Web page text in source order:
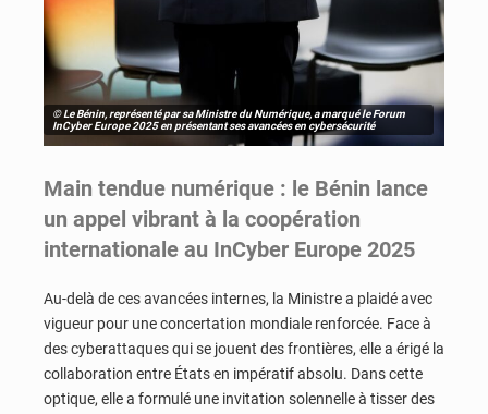
© Le Bénin, représenté par sa Ministre du Numérique, a marqué le Forum
InCyber Europe 2025 en présentant ses avancées en cybersécurité
Main tendue numérique : le Bénin lance
un appel vibrant à la coopération
internationale au InCyber Europe 2025
Au-delà de ces avancées internes, la Ministre a plaidé avec
vigueur pour une concertation mondiale renforcée. Face à
des cyberattaques qui se jouent des frontières, elle a érigé la
collaboration entre États en impératif absolu. Dans cette
optique, elle a formulé une invitation solennelle à tisser des